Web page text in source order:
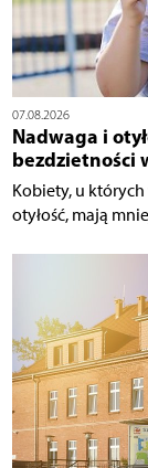
07.08.2026
Nadwaga i
bezdzietności
Kobiety, u
otyłość, mają